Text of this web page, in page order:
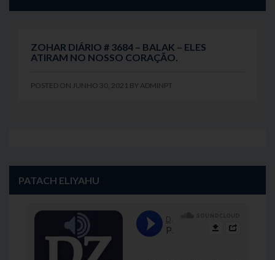
ZOHAR DIÁRIO # 3684 – BALAK – ELES
ATIRAM NO NOSSO CORAÇÃO.
POSTED ON JUNHO 30, 2021 BY ADMINPT
PATACH ELIYAHU